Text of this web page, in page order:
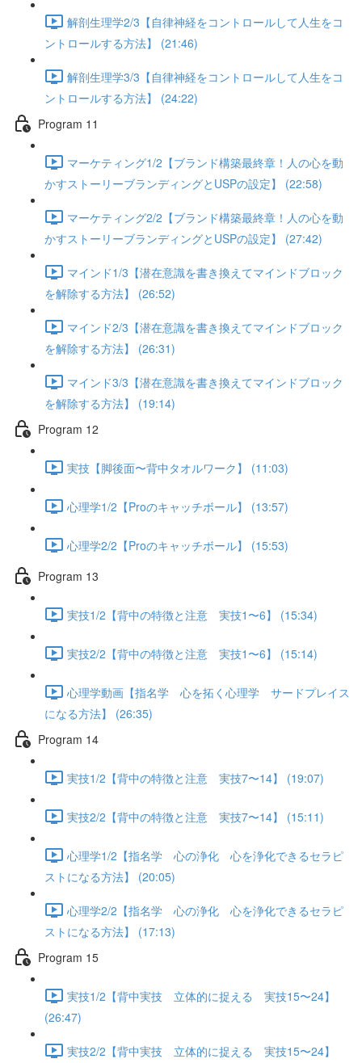
解剖生理学2/3【自律神経をコントロールして人生をコ
ントロールする方法】 (21:46)
解剖生理学3/3【自律神経をコントロールして人生をコ
ントロールする方法】 (24:22)
Program 11
マーケティング1/2【ブランド構築最終章！人の心を動
かすストーリーブランディングとUSPの設定】 (22:58)
マーケティング2/2【ブランド構築最終章！人の心を動
かすストーリーブランディングとUSPの設定】 (27:42)
マインド1/3【潜在意識を書き換えてマインドブロック
を解除する方法】 (26:52)
マインド2/3【潜在意識を書き換えてマインドブロック
を解除する方法】 (26:31)
マインド3/3【潜在意識を書き換えてマインドブロック
を解除する方法】 (19:14)
Program 12
実技【脚後面〜背中タオルワーク】 (11:03)
心理学1/2【Proのキャッチボール】 (13:57)
心理学2/2【Proのキャッチボール】 (15:53)
Program 13
実技1/2【背中の特徴と注意 実技1〜6】 (15:34)
実技2/2【背中の特徴と注意 実技1〜6】 (15:14)
心理学動画【指名学 心を拓く心理学 サードプレイス
になる方法】 (26:35)
Program 14
実技1/2【背中の特徴と注意 実技7〜14】 (19:07)
実技2/2【背中の特徴と注意 実技7〜14】 (15:11)
心理学1/2【指名学 心の浄化 心を浄化できるセラピ
ストになる方法】 (20:05)
心理学2/2【指名学 心の浄化 心を浄化できるセラピ
ストになる方法】 (17:13)
Program 15
実技1/2【背中実技 立体的に捉える 実技15〜24】
(26:47)
実技2/2【背中実技 立体的に捉える 実技15〜24】